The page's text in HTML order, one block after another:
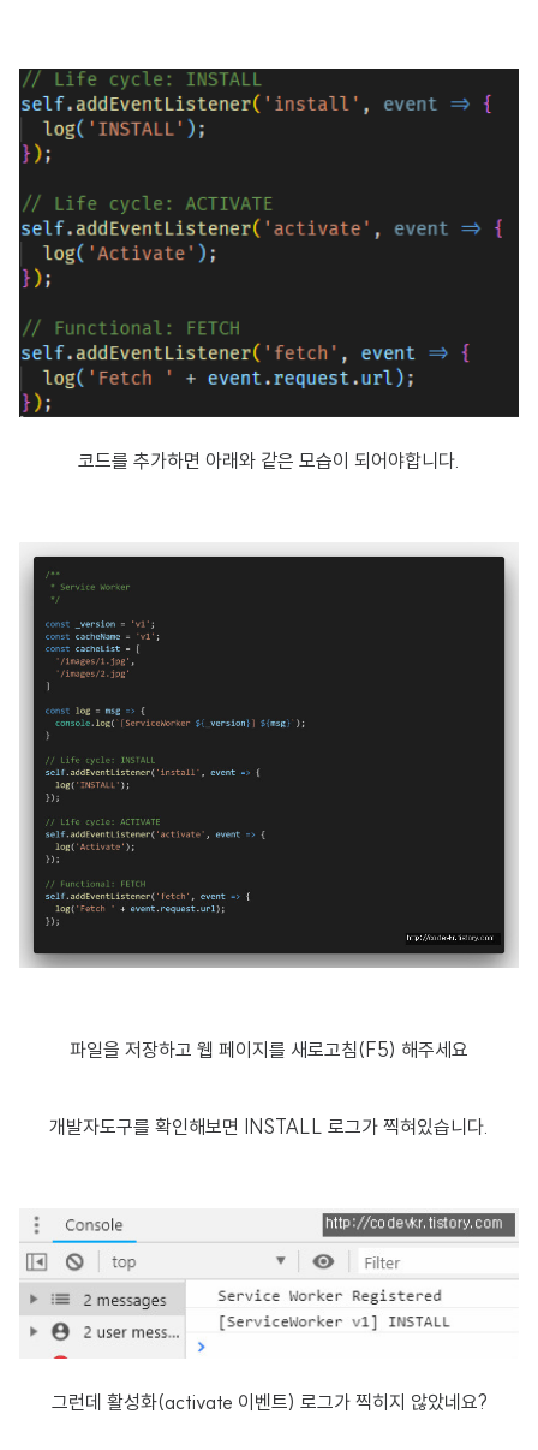
코드를 추가하면 아래와 같은 모습이 되어야합니다.
파일을 저장하고 웹 페이지를 새로고침(F5) 해주세요
개발자도구를 확인해보면 INSTALL 로그가 찍혀있습니다.
그런데 활성화(activate 이벤트) 로그가 찍히지 않았네요?